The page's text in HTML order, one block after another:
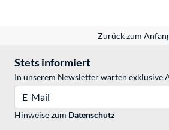
Zurück zum
Stets informiert
In unserem Newsletter warten exklusive
Hinweise zum Datenschutz